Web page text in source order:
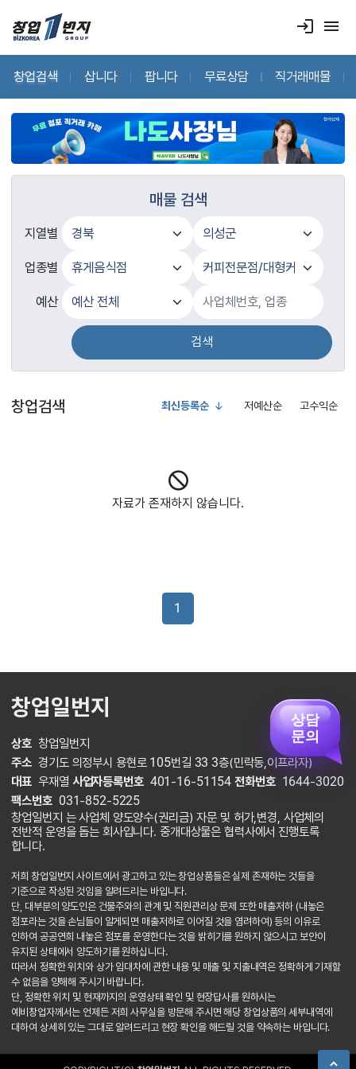
login menu
창업검색 삽니다 팝니다 무료상담 직거래매물
매물 검색
지열별
업종별
예산
검색
창업검색 최신등록순 저예산순 고수익순
자료가 존재하지 않습니다.
1
창업일번지
상호 창업일번지
주소 경기도 의정부시 용현로 105번길 33 3층(민락동,이프라자)
대표 우재열 사업자등록번호 401-16-51154 전화번호 1644-3020
팩스번호 031-852-5225
창업일번지 는 사업체 양도양수(권리금) 자문 및 허가,변경, 사업체의
전반적 운영을 돕는 회사입니다. 중개대상물은 협력사에서 진행토록
합니다.
저희 창업일번지 사이트에서 광고하고 있는 창업상품들은 실제 존재하는 것들을
기준으로 작성된 것임을 알려드리는 바입니다.
단, 대부분의 양도인은 건물주와의 관계 및 직원관리상 문제 또한 매출저하 (내놓은
점포라는 것을 손님들이 알게되면 매출저하로 이어질 것을 염려하여) 등의 이유로
인하여 공공연희 내놓은 점포를 운영한다는 것을 밝히기를 원하지 않으시고 보안이
유지된 상태에서 양도하기를 원하십니다.
따라서 정확한 위치와 상가 임대차에 관한 내용 및 매출 및 지출내역은 정확하게 기재할
수 없음을 양해해 주시기 바랍니다.
단, 정확한 위치 및 현재까지의 운영상태 확인 및 현장답사를 원하시는
예비창업자께서는 언제든 저희 사무실을 방문해 주시면 해당 창업상품의 세부내역에
대하여 상세히 있는 그대로 알려드리고 현장 확인을 해드릴 것을 약속하는 바입니다.
상담
문의